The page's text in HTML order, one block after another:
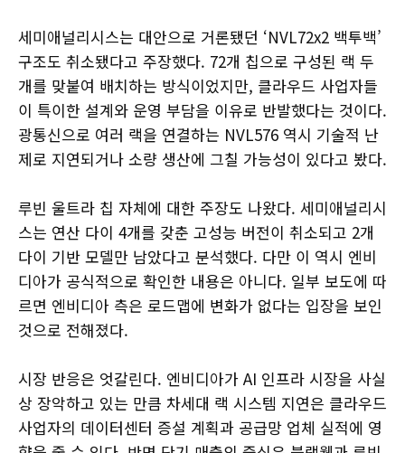
세미애널리시스는 대안으로 거론됐던 ‘NVL72x2 백투백’
구조도 취소됐다고 주장했다. 72개 칩으로 구성된 랙 두
개를 맞붙여 배치하는 방식이었지만, 클라우드 사업자들
이 특이한 설계와 운영 부담을 이유로 반발했다는 것이다.
광통신으로 여러 랙을 연결하는 NVL576 역시 기술적 난
제로 지연되거나 소량 생산에 그칠 가능성이 있다고 봤다.
루빈 울트라 칩 자체에 대한 주장도 나왔다. 세미애널리시
스는 연산 다이 4개를 갖춘 고성능 버전이 취소되고 2개
다이 기반 모델만 남았다고 분석했다. 다만 이 역시 엔비
디아가 공식적으로 확인한 내용은 아니다. 일부 보도에 따
르면 엔비디아 측은 로드맵에 변화가 없다는 입장을 보인
것으로 전해졌다.
시장 반응은 엇갈린다. 엔비디아가 AI 인프라 시장을 사실
상 장악하고 있는 만큼 차세대 랙 시스템 지연은 클라우드
사업자의 데이터센터 증설 계획과 공급망 업체 실적에 영